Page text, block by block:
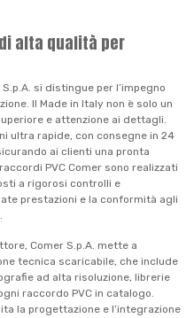
di alta qualità per
si distingue per l’impegno
Il Made in Italy non è solo un
e attenzione ai dettagli.
ultra rapide, con consegne in 24
ai clienti una pronta
PVC Comer sono realizzati
a rigorosi controlli e
prestazioni e la conformità agli
Comer S.p.A. mette a
tecnica scaricabile, che include
ad alta risoluzione, librerie
raccordo PVC in catalogo.
la progettazione e l’integrazione